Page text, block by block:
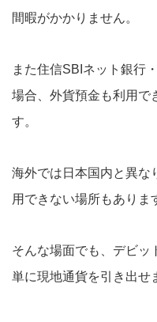
間暇がかかりません。
また住信SBIネット銀行
場合、外貨預金も利用で
す。
海外では日本国内と異な
用できない場所もありま
そんな場面でも、デビッ
単に現地通貨を引き出せ